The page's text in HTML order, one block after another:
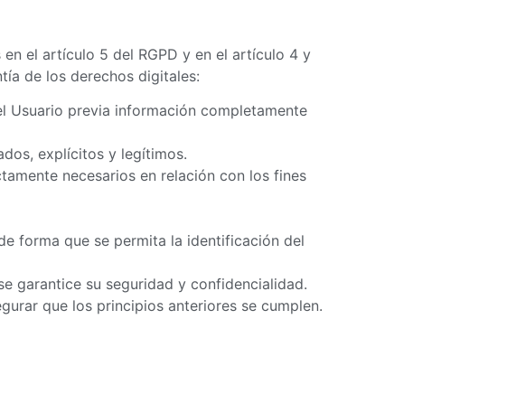
el artículo 5 del RGPD y en el artículo 4 y
de los derechos digitales:
Usuario previa información completamente
explícitos y legítimos.
necesarios en relación con los fines
forma que se permita la identificación del
garantice su seguridad y confidencialidad.
que los principios anteriores se cumplen.